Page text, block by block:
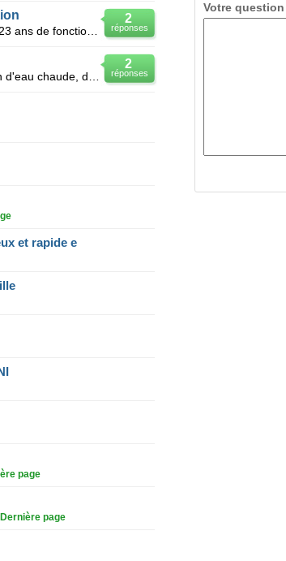
2
réponses
J'ai remplacé en juin 2013 ma chaudière Frisquet aprés 23 ans de fonctionnement par une chaudière de
2
réponses
et rapide e
page
Dernière page
Votre